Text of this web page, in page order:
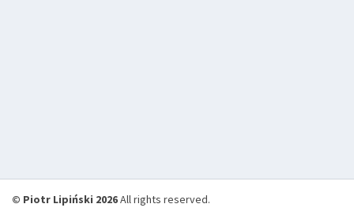
© Piotr Lipiński 2026All rights reserved.